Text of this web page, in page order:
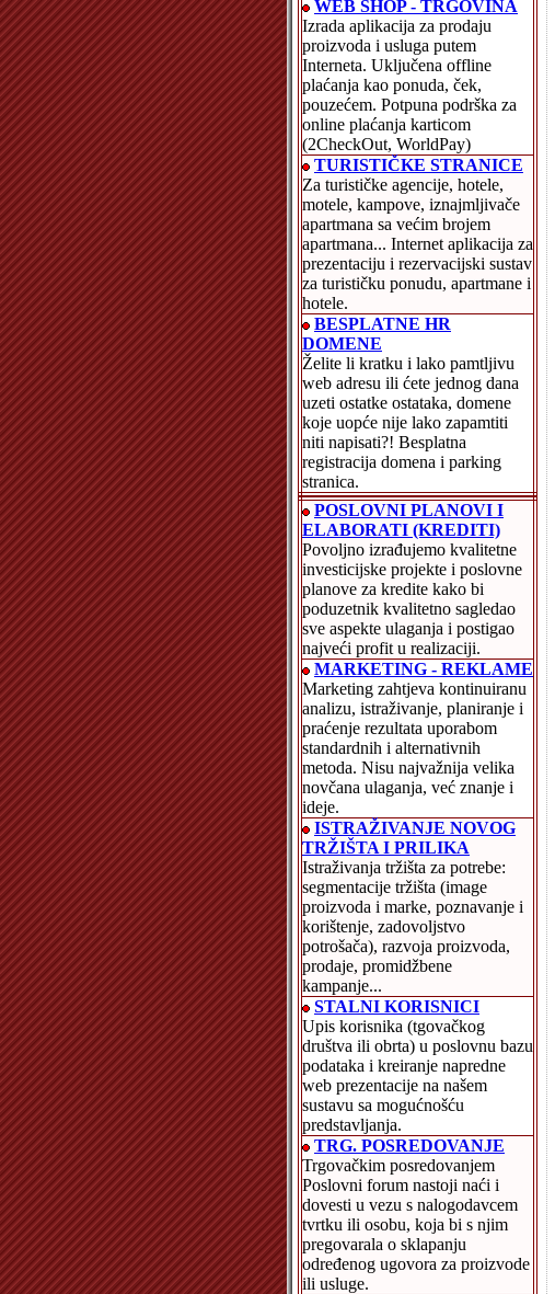
WEB SHOP - TRGOVINA
Izrada aplikacija za prodaju
proizvoda i usluga putem
Interneta. Uključena offline
plaćanja kao ponuda, ček,
pouzećem. Potpuna podrška za
online plaćanja karticom
(2CheckOut, WorldPay)
TURISTIČKE STRANICE
Za turističke agencije, hotele,
motele, kampove, iznajmljivače
apartmana sa većim brojem
apartmana... Internet aplikacija za
prezentaciju i rezervacijski sustav
za turističku ponudu, apartmane i
hotele.
BESPLATNE HR
DOMENE
Želite li kratku i lako pamtljivu
web adresu ili ćete jednog dana
uzeti ostatke ostataka, domene
koje uopće nije lako zapamtiti
niti napisati?! Besplatna
registracija domena i parking
stranica.
POSLOVNI PLANOVI I
ELABORATI (KREDITI)
Povoljno izrađujemo kvalitetne
investicijske projekte i poslovne
planove za kredite kako bi
poduzetnik kvalitetno sagledao
sve aspekte ulaganja i postigao
najveći profit u realizaciji.
MARKETING - REKLAME
Marketing zahtjeva kontinuiranu
analizu, istraživanje, planiranje i
praćenje rezultata uporabom
standardnih i alternativnih
metoda. Nisu najvažnija velika
novčana ulaganja, već znanje i
ideje.
ISTRAŽIVANJE NOVOG
TRŽIŠTA I PRILIKA
Istraživanja tržišta za potrebe:
segmentacije tržišta (image
proizvoda i marke, poznavanje i
korištenje, zadovoljstvo
potrošača), razvoja proizvoda,
prodaje, promidžbene
kampanje...
STALNI KORISNICI
Upis korisnika (tgovačkog
društva ili obrta) u poslovnu bazu
podataka i kreiranje napredne
web prezentacije na našem
sustavu sa mogućnošću
predstavljanja.
TRG. POSREDOVANJE
Trgovačkim posredovanjem
Poslovni forum nastoji naći i
dovesti u vezu s nalogodavcem
tvrtku ili osobu, koja bi s njim
pregovarala o sklapanju
određenog ugovora za proizvode
ili usluge.